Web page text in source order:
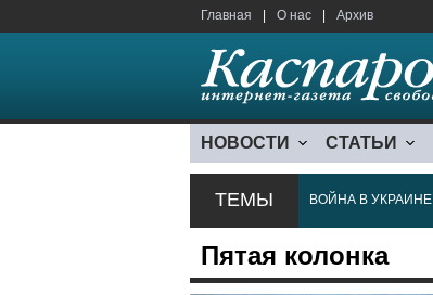
Главная О нас Архив
НОВОСТИ СТАТЬИ
ТЕМЫ ВОЙНА В УКРАИНЕ
Пятая колонка